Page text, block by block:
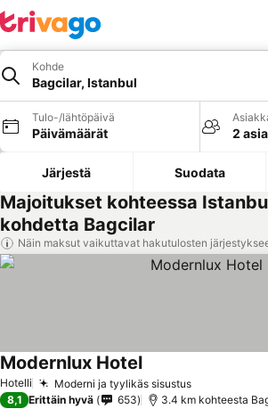
Kohde
Bagcilar, Istanbul
Tulo-/lähtöpäivä
Päivämäärät 2
Järjestä Suodata
Majoitukset kohteessa
kohdetta Bagcilar
Näin maksut vaikuttavat hakutulosten
Hotelli Moderni ja tyylikäs sisustus
Modernlux Hotel
8,1 Erittäin hyvä 653 3.4 km kohteesta